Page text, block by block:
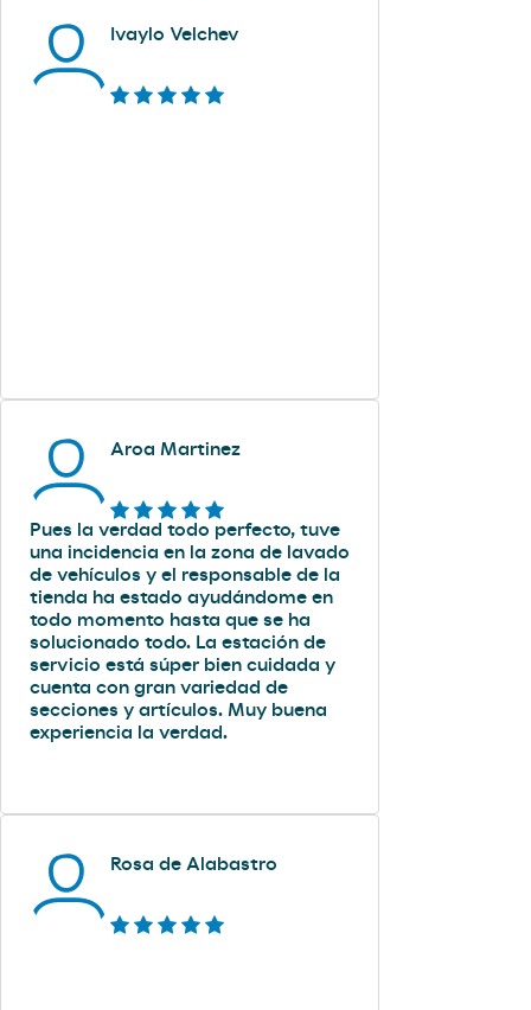
Ivaylo Velchev
Aroa Martinez
Pues la verdad todo perfecto, tuve
una incidencia en la zona de lavado
de vehículos y el responsable de la
tienda ha estado ayudándome en
todo momento hasta que se ha
solucionado todo. La estación de
servicio está súper bien cuidada y
cuenta con gran variedad de
secciones y artículos. Muy buena
experiencia la verdad.
Rosa de Alabastro